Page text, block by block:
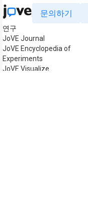
문의하기
연구
JoVE Journal
JoVE Encyclopedia of
Experiments
JoVE Visualize